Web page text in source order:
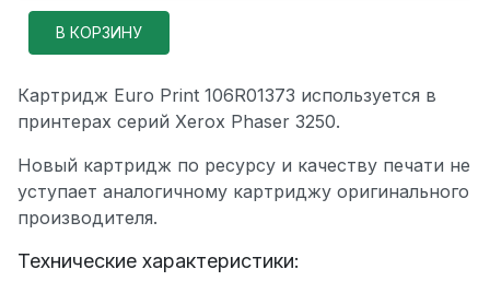
Картридж Euro Print 106R01373 используется в
принтерах серий Xerox Phaser 3250.
Новый картридж по ресурсу и качеству печати не
уступает аналогичному картриджу оригинального
производителя.
Технические характеристики: